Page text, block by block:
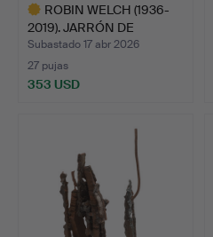
ROBIN WELCH (1936-
2019). JARRÓN DE
CERÁMIC…
Subastado 17 abr 2026
27 pujas
353 USD